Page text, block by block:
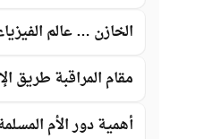
الخازن … عالم
مقام المراقبة طريق
أهمية دور الأم